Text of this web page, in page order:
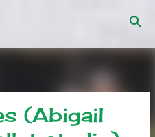
utama
(Abigail